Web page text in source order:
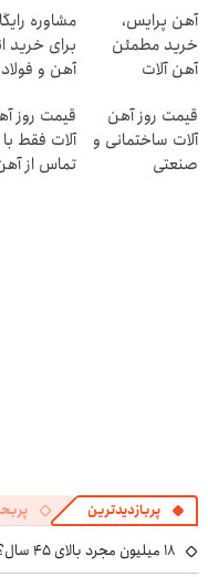
آهن پرایس،
خرید مطمئن
آهن آلات
مشاوره
برای خرید
آهن و فولاد
قیمت روز آهن
آلات ساختمانی و
صنعتی
قیمت روز
آلات فقط
تماس از
پربازدیدترین
۱۸ میلیون مجرد بالای ۴۵ سال؟ باید نشانه‌های بحران اجتماعی را جدی گرفت